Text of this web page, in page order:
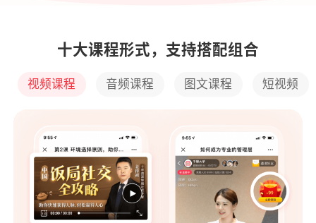
十大课程形式，支持搭配组合
视频课程 音频课程 图文课程 短视频